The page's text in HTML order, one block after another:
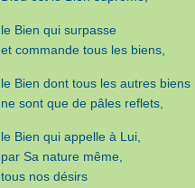
le Bien qui surpasse
et commande tous les biens,
le Bien dont tous les autres biens
ne sont que de pâles reflets,
le Bien qui appelle à Lui,
par Sa nature même,
tous nos désirs